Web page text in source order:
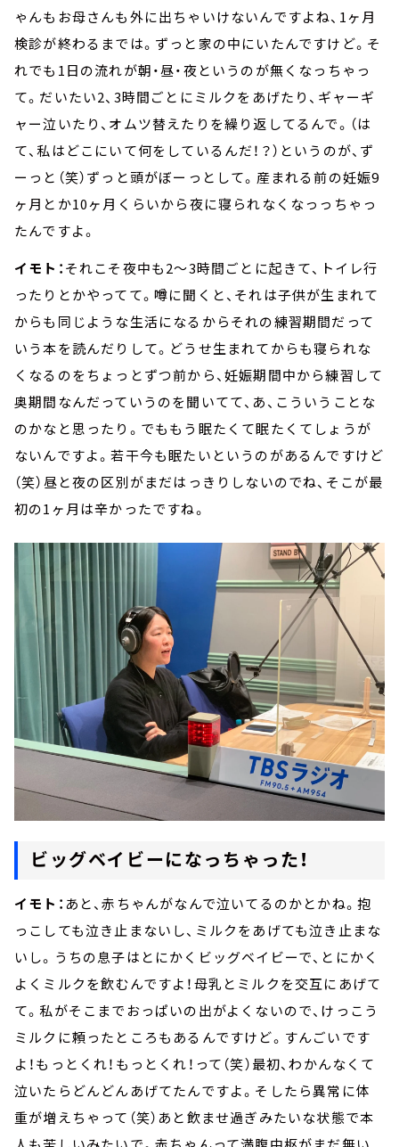
ゃんもお母さんも外に出ちゃいけないんですよね、1ヶ月
検診が終わるまでは。ずっと家の中にいたんですけど。そ
れでも1日の流れが朝・昼・夜というのが無くなっちゃっ
て。だいたい2、3時間ごとにミルクをあげたり、ギャーギ
ャー泣いたり、オムツ替えたりを繰り返してるんで。（は
て、私はどこにいて何をしているんだ！？）というのが、ず
ーっと（笑）ずっと頭がぼーっとして。産まれる前の妊娠9
ヶ月とか10ヶ月くらいから夜に寝られなくなっっちゃっ
たんですよ。
イモト：それこそ夜中も2～3時間ごとに起きて、トイレ行
ったりとかやってて。噂に聞くと、それは子供が生まれて
からも同じような生活になるからそれの練習期間だって
いう本を読んだりして。どうせ生まれてからも寝られな
くなるのをちょっとずつ前から、妊娠期間中から練習して
奥期間なんだっていうのを聞いてて、あ、こういうことな
のかなと思ったり。でももう眠たくて眠たくてしょうが
ないんですよ。若干今も眠たいというのがあるんですけど
（笑）昼と夜の区別がまだはっきりしないのでね、そこが最
初の1ヶ月は辛かったですね。
ビッグベイビーになっちゃった！
イモト： あと、赤ちゃんがなんで泣いてるのかとかね。抱
っこしても泣き止まないし、ミルクをあげても泣き止まな
いし。うちの息子はとにかくビッグベイビーで、とにかく
よくミルクを飲むんですよ！母乳とミルクを交互にあげて
て。私がそこまでおっぱいの出がよくないので、けっこう
ミルクに頼ったところもあるんですけど。すんごいです
よ！もっとくれ！もっとくれ！って（笑）最初、わかんなくて
泣いたらどんどんあげてたんですよ。そしたら異常に体
重が増えちゃって（笑）あと飲ませ過ぎみたいな状態で本